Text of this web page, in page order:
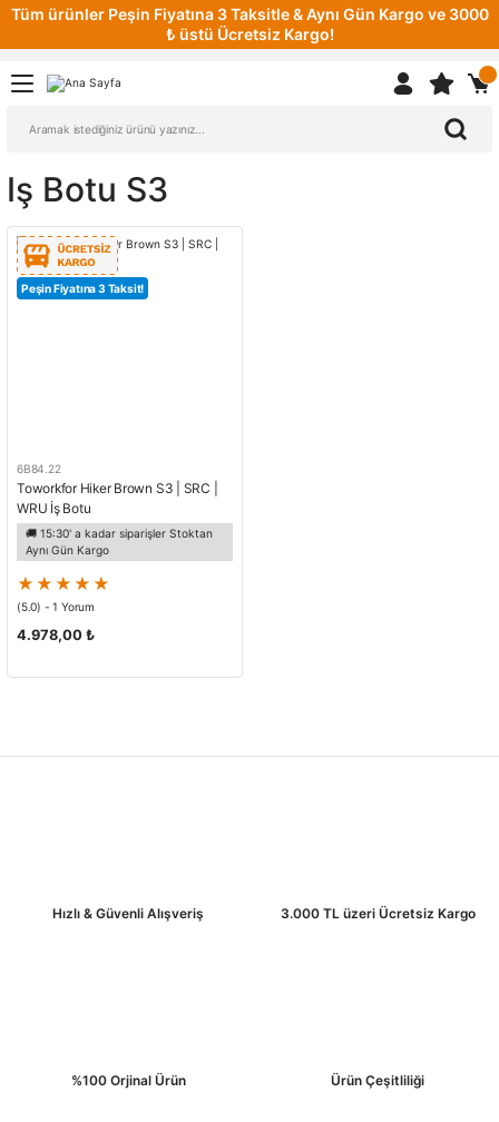
Tüm ürünler Peşin Fiyatına 3 Taksitle & Aynı Gün Kargo ve 3000
₺ üstü Ücretsiz Kargo!
Iş Botu S3
Peşin Fiyatına 3 Taksit!
6B84.22
Toworkfor Hiker Brown S3 | SRC |
WRU İş Botu
🚚 15:30' a kadar siparişler Stoktan
Aynı Gün Kargo
(5.0) - 1 Yorum
4.978,00 ₺
Hızlı & Güvenli Alışveriş 3.000 TL üzeri Ücretsiz Kargo
%100 Orjinal Ürün Ürün Çeşitliliği